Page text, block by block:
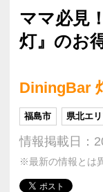
ママ必見
灯』のお
DiningBar
福島市 県北エ
情報掲載日：
※最新の情報とは